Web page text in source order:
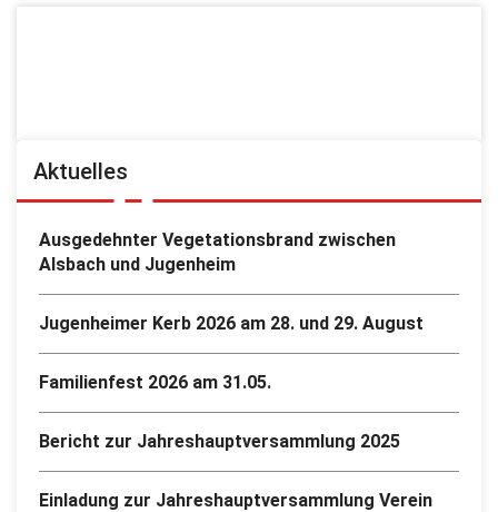
Aktuelles
Ausgedehnter Vegetationsbrand zwischen
Alsbach und Jugenheim
Jugenheimer Kerb 2026 am 28. und 29. August
Familienfest 2026 am 31.05.
Bericht zur Jahreshauptversammlung 2025
Einladung zur Jahreshauptversammlung Verein